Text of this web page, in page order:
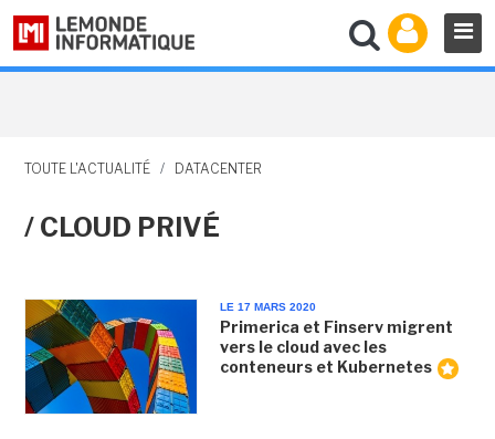
TOUTE L'ACTUALITÉ / DATACENTER
/ CLOUD PRIVÉ
LE 17 MARS 2020
Primerica et Finserv migrent
vers le cloud avec les
conteneurs et Kubernetes